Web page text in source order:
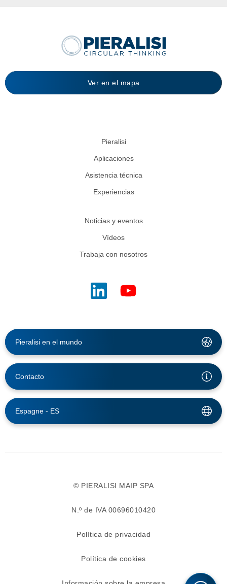
Ver en el mapa
Pieralisi
Aplicaciones
Asistencia técnica
Experiencias
Noticias y eventos
Vídeos
Trabaja con nosotros
Pieralisi en el mundo
Contacto
Espagne - ES
© PIERALISI MAIP SPA
N.º de IVA 00696010420
Política de privacidad
Política de cookies